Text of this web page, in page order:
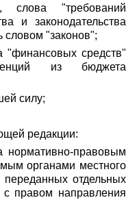
слова "требований
и законодательства
словом "законов";
"финансовых средств"
из бюджета
силу;
редакции:
нормативно-правовым
органами местного
отдельных
с правом направления